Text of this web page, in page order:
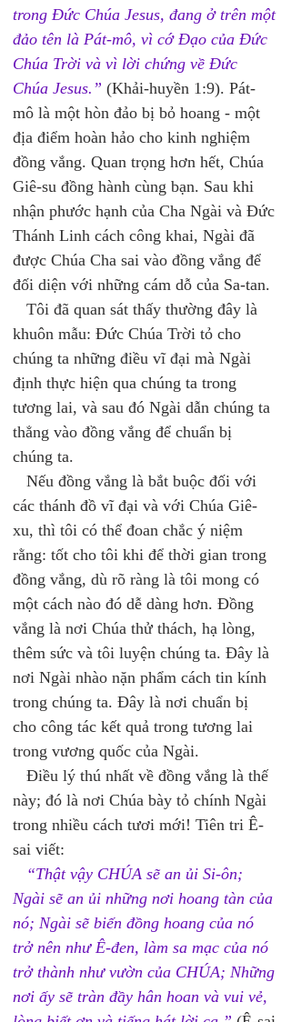
trong Ðức Chúa Jesus, đang ở trên một
đảo tên là Pát-mô, vì cớ Ðạo của Ðức
Chúa Trời và vì lời chứng về Ðức
Chúa Jesus.” (Khải-huyền 1:9). Pát-
mô là một hòn đảo bị bỏ hoang - một
địa điểm hoàn hảo cho kinh nghiệm
đồng vắng. Quan trọng hơn hết, Chúa
Giê-su đồng hành cùng bạn. Sau khi
nhận phước hạnh của Cha Ngài và Đức
Thánh Linh cách công khai, Ngài đã
được Chúa Cha sai vào đồng vắng để
đối diện với những cám dỗ của Sa-tan.
Tôi đã quan sát thấy thường đây là
khuôn mẫu: Đức Chúa Trời tỏ cho
chúng ta những điều vĩ đại mà Ngài
định thực hiện qua chúng ta trong
tương lai, và sau đó Ngài dẫn chúng ta
thẳng vào đồng vắng để chuẩn bị
chúng ta.
Nếu đồng vắng là bắt buộc đối với
các thánh đồ vĩ đại và với Chúa Giê-
xu, thì tôi có thể đoan chắc ý niệm
rằng: tốt cho tôi khi để thời gian trong
đồng vắng, dù rõ ràng là tôi mong có
một cách nào đó dễ dàng hơn. Đồng
vắng là nơi Chúa thử thách, hạ lòng,
thêm sức và tôi luyện chúng ta. Đây là
nơi Ngài nhào nặn phẩm cách tin kính
trong chúng ta. Đây là nơi chuẩn bị
cho công tác kết quả trong tương lai
trong vương quốc của Ngài.
Điều lý thú nhất về đồng vắng là thế
này; đó là nơi Chúa bày tỏ chính Ngài
trong nhiều cách tươi mới! Tiên tri Ê-
sai viết:
“Thật vậy CHÚA sẽ an ủi Si-ôn;
Ngài sẽ an ủi những nơi hoang tàn của
nó; Ngài sẽ biến đồng hoang của nó
trở nên như Ê-đen, làm sa mạc của nó
trở thành như vườn của CHÚA; Những
nơi ấy sẽ tràn đầy hân hoan và vui vẻ,